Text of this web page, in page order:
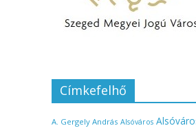
Címkefelhő
A. Gergely András Alsóváros